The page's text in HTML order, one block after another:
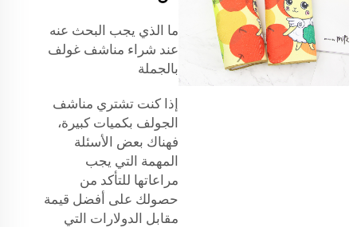
ما الذي يجب البحث عنه
عند شراء مناشف غولف
بالجملة
إذا كنت تشتري مناشف
الجولف بكميات كبيرة،
فهناك بعض الأسئلة
المهمة التي يجب
مراعاتها للتأكد من
حصولك على أفضل قيمة
مقابل الدولارات التي